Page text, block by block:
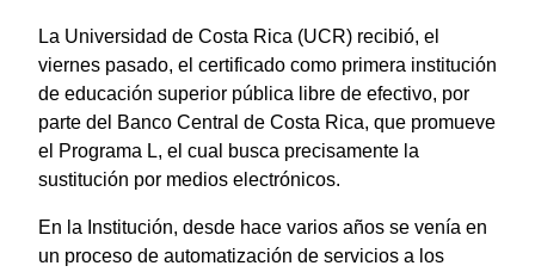
La Universidad de Costa Rica (UCR) recibió, el
viernes pasado, el certificado como primera institución
de educación superior pública libre de efectivo, por
parte del Banco Central de Costa Rica, que promueve
el Programa L, el cual busca precisamente la
sustitución por medios electrónicos.
En la Institución, desde hace varios años se venía en
un proceso de automatización de servicios a los